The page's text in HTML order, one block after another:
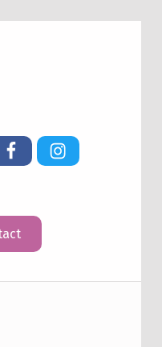
FacebookInstagram